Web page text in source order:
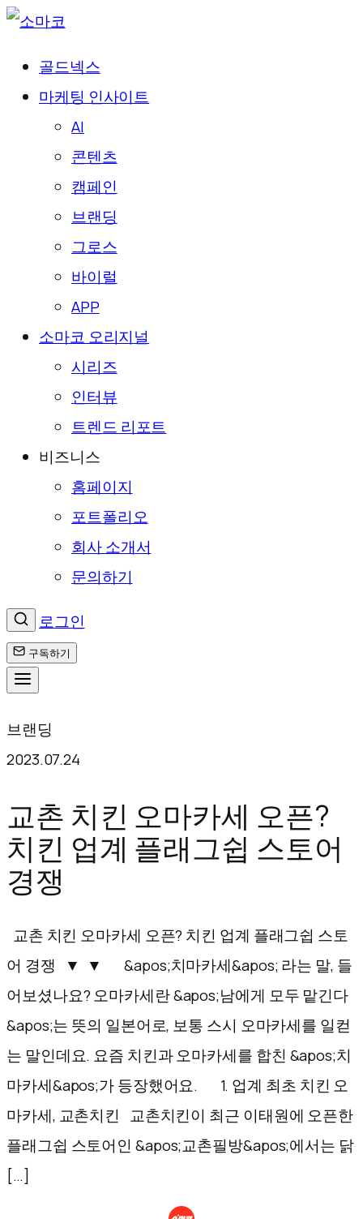
골드넥스
마케팅 인사이트
AI
콘텐츠
캠페인
브랜딩
그로스
바이럴
APP
소마코 오리지널
시리즈
인터뷰
트렌드 리포트
비즈니스
홈페이지
포트폴리오
회사 소개서
문의하기
로그인
구독하기
텐
츠
로
바
로
가
브랜딩
2023.07.24
교촌 치킨 오마카세 오픈?
치킨 업계 플래그쉽 스토어
경쟁
교촌 치킨 오마카세 오픈? 치킨 업계 플래그쉽 스토
어 경쟁 ▼ ▼ &apos;치마카세&apos; 라는 말, 들
어보셨나요? 오마카세란 &apos;남에게 모두 맡긴다
&apos;는 뜻의 일본어로, 보통 스시 오마카세를 일컫
는 말인데요. 요즘 치킨과 오마카세를 합친 &apos;치
마카세&apos;가 등장했어요. 1. 업계 최초 치킨 오
마카세, 교촌치킨 교촌치킨이 최근 이태원에 오픈한
플래그쉽 스토어인 &apos;교촌필방&apos;에서는 닭
[…]